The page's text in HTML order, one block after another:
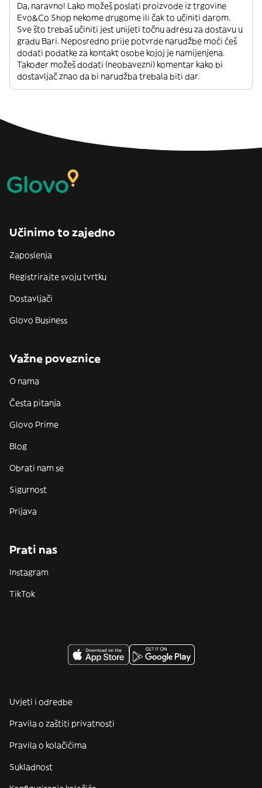
Da, naravno! Lako možeš poslati proizvode iz trgovine
Evo&Co Shop nekome drugome ili čak to učiniti darom.
Sve što trebaš učiniti jest unijeti točnu adresu za dostavu u
gradu Bari. Neposredno prije potvrde narudžbe moći ćeš
dodati podatke za kontakt osobe kojoj je namijenjena.
Također možeš dodati (neobavezni) komentar kako bi
dostavljač znao da bi narudžba trebala biti dar.
Učinimo to zajedno
Zaposlenja
Registrirajte svoju tvrtku
Dostavljači
Glovo Business
Važne poveznice
O nama
Česta pitanja
Glovo Prime
Blog
Obrati nam se
Sigurnost
Prijava
Prati nas
Instagram
TikTok
Uvjeti i odredbe
Pravila o zaštiti privatnosti
Pravila o kolačićima
Sukladnost